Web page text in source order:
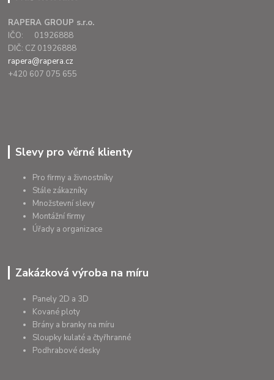
RAPERA GROUP s.r.o.
IČO: 01926888
DIČ: CZ 01926888
rapera@rapera.cz
+420 607 075 655
Slevy pro věrné klienty
Pro firmy a živnostníky
Stále zákazníky
Množstevní slevy
Montážní firmy
Úřady a organizace
Zakázková výroba na míru
Panely 2D a 3D
Kované ploty
Brány a branky na míru
Sloupky kulaté a čtyřhranné
Podhrabové desky